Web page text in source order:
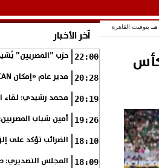
بتوقيت القاهرة
آخر الأخبار
22:00 حزب ”المصريين”
20:28 مدير عام «إمكان IMKAN»: الكوادر الوطنية المؤهلة هي الثروة الحقيقية لمستقبل التنمية في مصر
20:19 محمد رشيدي: لقاء
19:26 أمين شباب
18:10 الضرائب تؤكد على
18:09 المجلس التصديري: صادرات